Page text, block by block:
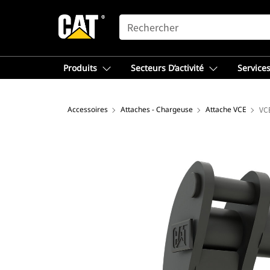
SEARCH
Produits Secteurs D’activité
Accessoires Attaches - Chargeuse Attache VCE